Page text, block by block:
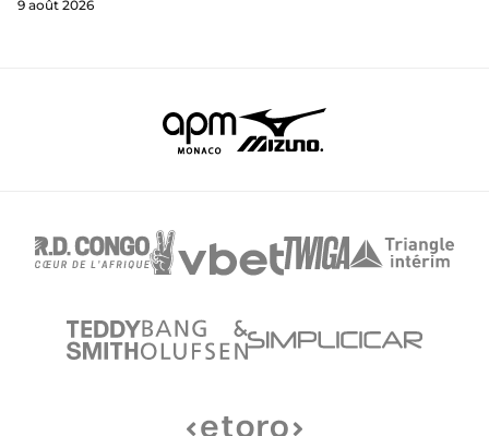
9 août 2026